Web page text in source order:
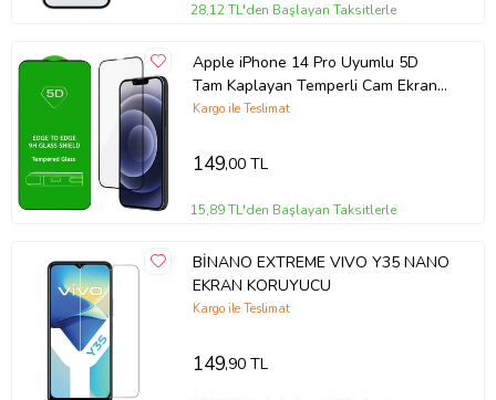
Film , kolay kurulum için özel olarak tasarlanmıştır. Ekranınızı
yerleştirebilirsiniz.
Uyumlu Modeller: Tiknal Esnek Nano Kırılmaz Cam Ekran Koruyucu
Film modeline uyumludur, mükemmel koruma sağlar.
için Tiknal Esnek Nano Kırılmaz Cam Ekran Koruyucu Filmyu bugün
satın alın!
28,12 TL'den Başlayan Taksitlerle
Apple iPhone 14 Pro Uyumlu 5D
Tam Kaplayan Temperli Cam Ekran
Koruyucu
Kargo ile Teslimat
149,00 TL
15,89 TL'den Başlayan Taksitlerle
BİNANO EXTREME VIVO Y35 NANO
EKRAN KORUYUCU
Kargo ile Teslimat
149,90 TL